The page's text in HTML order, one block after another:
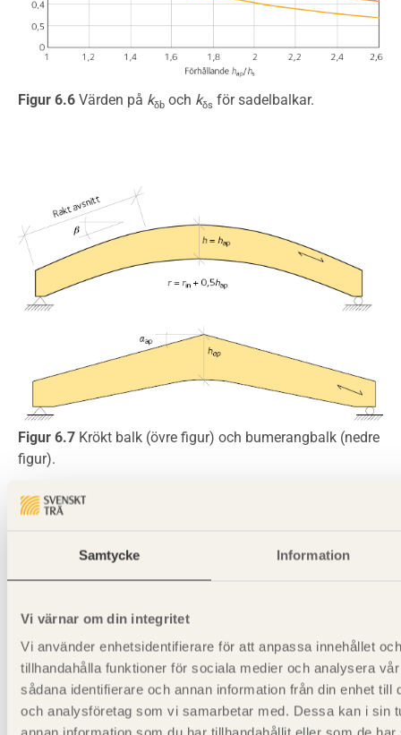
Samtycke Information
Vi värnar om din integritet
Vi använder enhetsidentifierare för att anpassa innehållet
tillhandahålla funktioner för sociala medier och analysera
sådana identifierare och annan information från din enhet till
och analysföretag som vi samarbetar med. Dessa kan i sin
Figur 6.6 Värden på kδb och kδs för sadelbalkar.
Figur 6.7 Krökt balk (övre figur) och bumerangbalk (nedre
figur).